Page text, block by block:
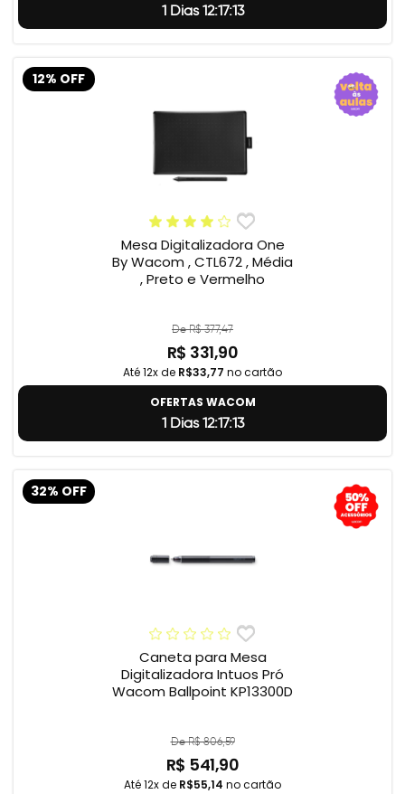
1 Dias 12:17:12
12% OFF
Mesa Digitalizadora One
By Wacom , CTL672 , Média
, Preto e Vermelho
De R$ 377,47
R$ 331,90
Até 12x de R$33,77 no cartão
OFERTAS WACOM
1 Dias 12:17:12
32% OFF
Caneta para Mesa
Digitalizadora Intuos Pró
Wacom Ballpoint KP13300D
De R$ 806,59
R$ 541,90
Até 12x de R$55,14 no cartão